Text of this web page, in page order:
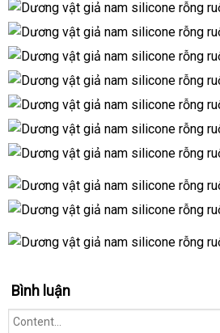
Bình luận